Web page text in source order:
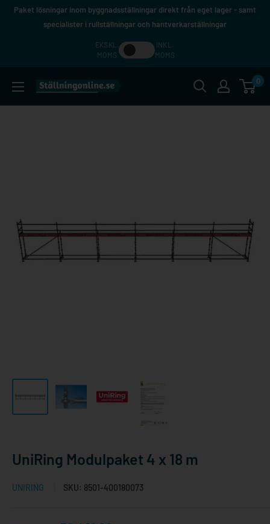
HoppaPaket lösningar inom byggnadsställningar direkt från eget lager - samt
specialister i rullställningar och hantverkarställningar
EKSKL.
MOMS
INKL.
MOMS
Ställningonline.se
0
UniRing Modulpaket 4 x 18 m
UNIRING SKU: 8501-400180073